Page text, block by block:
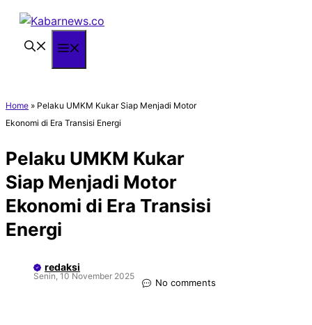
Langsung
Home » Pelaku UMKM Kukar Siap Menjadi Motor
Ekonomi di Era Transisi Energi
Pelaku UMKM Kukar
Siap Menjadi Motor
Ekonomi di Era Transisi
Energi
redaksi
Senin, 10 November 2025
No comments